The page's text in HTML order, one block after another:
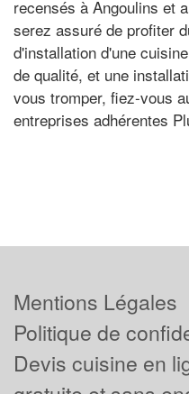
recensés à Angoulins et
serez assuré de profiter
d'installation d'une
de qualité, et une
vous tromper, fiez-vous
entreprises adhérentes
Mentions Légales
Politique de
Devis cuisine en